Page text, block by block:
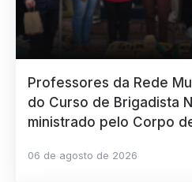
Professores da Rede
do Curso de Brigadista
ministrado pelo Corpo
06 de agosto de 2026